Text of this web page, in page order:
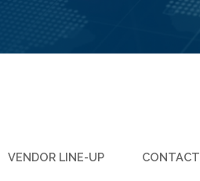
VENDOR LINE-UP CONTACT